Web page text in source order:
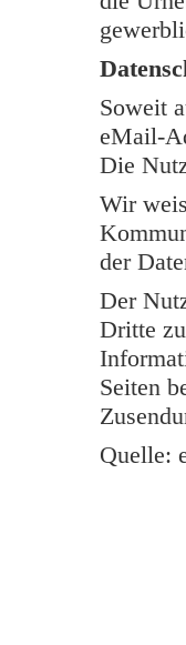
Soweit
eMail-
Die
Wir
der
Der
Dritte
Seiten
Quelle: